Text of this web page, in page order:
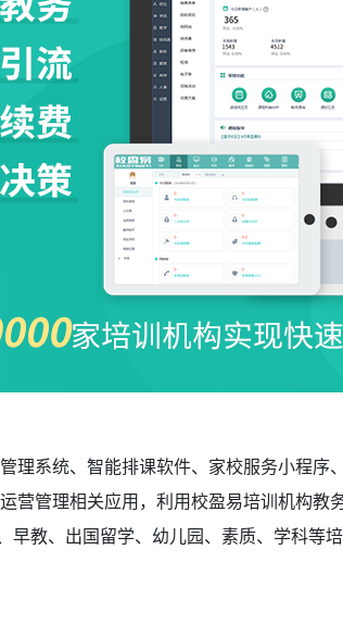
理系统、智能排课软件、家校服务小程序
营管理相关应用，利用校盈易培训机构教
早教、出国留学、幼儿园、素质、学科等